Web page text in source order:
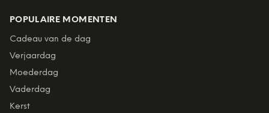
POPULAIRE MOMENTEN
Cadeau van de dag
Verjaardag
Moederdag
Vaderdag
Kerst